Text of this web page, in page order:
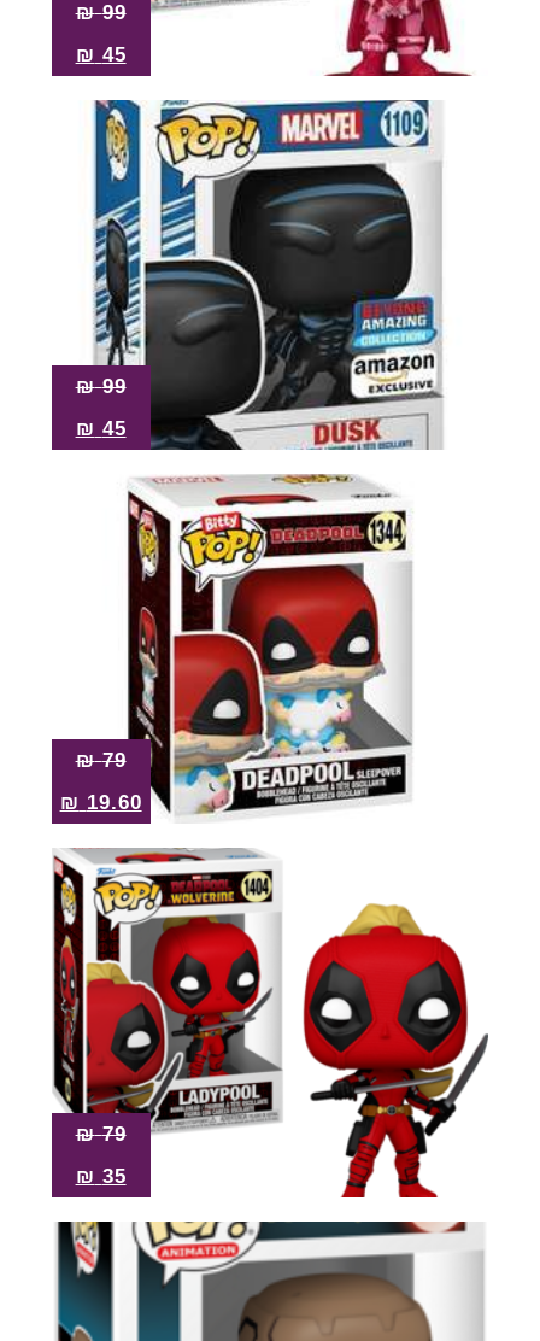
99
₪
45
₪
99
₪
45
₪
79
₪
19.60
₪
79
₪
35
₪